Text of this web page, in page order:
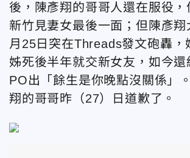
後，陳彥翔的哥哥人還在服役，
新竹見妻女最後一面；但陳彥翔
月25日突在Threads發文砲轟，
姊死後半年就交新女友，如今還
PO出「餘生是你晚點沒關係」
翔的哥哥昨（27）日道歉了。